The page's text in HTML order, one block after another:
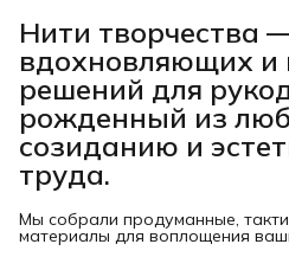
Нити творчества
вдохновляющих и
решений для
рожденный из
созиданию и
труда.
Мы собрали продуманные,
материалы для воплощения